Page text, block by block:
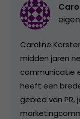
Caroline
midden jaren
communicatie
heeft een
gebied van PR,